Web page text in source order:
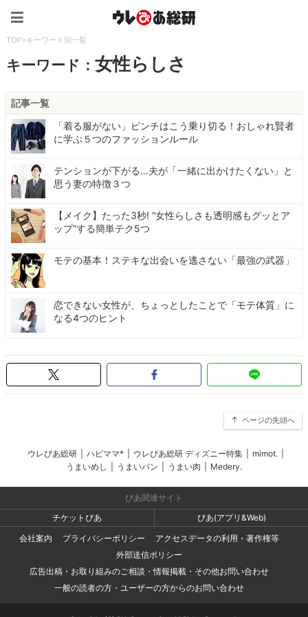
TOP>キーワード別一覧
キーワード：女性らしさ
記事一覧
「着る服がない」ピンチはこう乗り切る！おしゃれ賢者
に学ぶ５つのファッションルール
テンションが下がる…夫が「一緒に出かけたくない」と
思う妻の特徴３つ
【メイク】たった3秒! “女性らしさも透明感もグッとア
ップ”する簡単テク5つ
モテの基本！ステキな出会いを逃さない「最強の武器」
恋できない女性が、ちょっとしたことで「モテ体質」に
なる4つのヒント
ページの先頭へ
ウレぴあ総研 ハピママ* ウレぴあ総研 ディズニー特集 mimot.
うまいめし
うまいパン うまい肉 Medery.
ぴあ関連サイト
チケットぴあ
ぴあ(アプリ&Web)
会社案内
プライバシーポリシー
アクセスデータの利用・著作権等
外部送信ポリシー
広告出稿・お取り組みのご相談・情報掲載・その他お問い合わせ
一般の読者の方・ユーザーの方からのお問い合わせ